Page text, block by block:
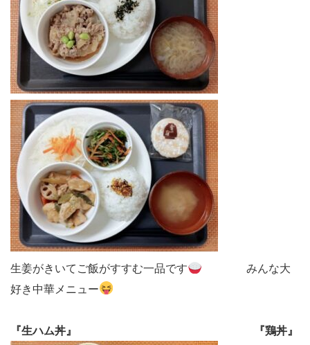
生姜がきいてご飯がすすむ一品です
みんな大
好き中華メニュー
『生ハム丼』 『鶏丼』